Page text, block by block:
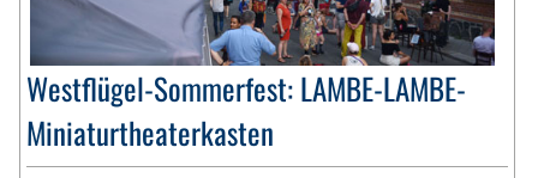
Westflügel-Sommerfest: LAMBE-LAMBE-
Miniaturtheaterkasten